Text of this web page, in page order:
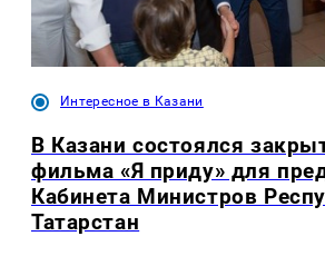
Интересное в Казани
В Казани состоялся
фильма «Я приду» для
Кабинета Министров
Татарстан